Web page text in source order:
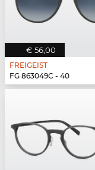
€ 56,00
FREIGEIST
FG 863049C - 40